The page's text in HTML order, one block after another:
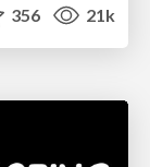
356 21k